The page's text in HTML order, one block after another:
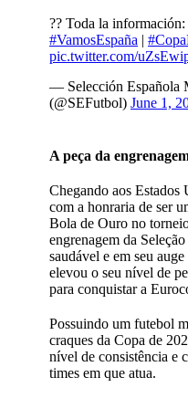
?? Toda la información:
#VamosEspaña |
pic.twitter.com/
— Selección Española
(@SEFutbol) June 1,
A peça da
Chegando aos
com a honraria de ser
Bola de Ouro no
engrenagem da
saudável e em seu
elevou o seu nível de
para conquistar a
Possuindo um futebol
craques da Copa de
nível de consistência e
times em que atua.